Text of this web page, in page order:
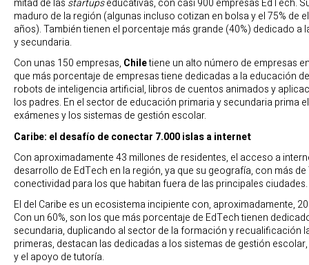
mitad de las startupseducativas, con casi 900 empresas EdTech.
maduro de la región (algunas incluso cotizan en bolsa y el 75% de
años). También tienen el porcentaje más grande (40%) dedicado a
y secundaria.
Con unas 150 empresas, Chiletiene un alto número de empresas
que más porcentaje de empresas tiene dedicadas a la educación
robots de inteligencia artificial, libros de cuentos animados y
los padres. En el sector de educación primaria y secundaria prima
exámenes y los sistemas de gestión escolar.
Caribe: el desafío de conectar 7.000 islas a internet
Con aproximadamente 43 millones de residentes, el acceso a
desarrollo de EdTech en la región, ya que su geografía, con más
conectividad para los que habitan fuera de las principales ciudades.
El del Caribe es un ecosistema incipiente con, aproximadamente,
Con un 60%, son los que más porcentaje de EdTech tienen
secundaria, duplicando al sector de la formación y recualificación
primeras, destacan las dedicadas a los sistemas de gestión
y el apoyo de tutoría.